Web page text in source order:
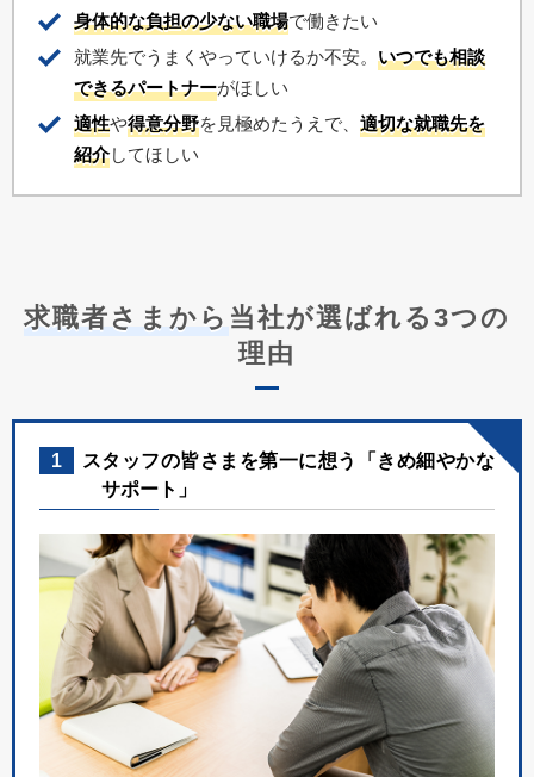
身体的な負担の少ない職場で働きたい
就業先でうまくやっていけるか不安。 いつでも相談
できるパートナーがほしい
適性や得意分野を見極めたうえで、 適切な就職先を
紹介してほしい
求職者さまから 当社が選ばれる3つの
理由
1
スタッフの皆さまを第一に想う「きめ細やかな
サポート」